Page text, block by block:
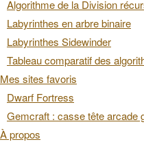
Algorithme de la Division
Labyrinthes en arbre binaire
Labyrinthes Sidewinder
Tableau comparatif des
Mes sites favoris
Dwarf Fortress
Gemcraft : casse tête arcade
À propos